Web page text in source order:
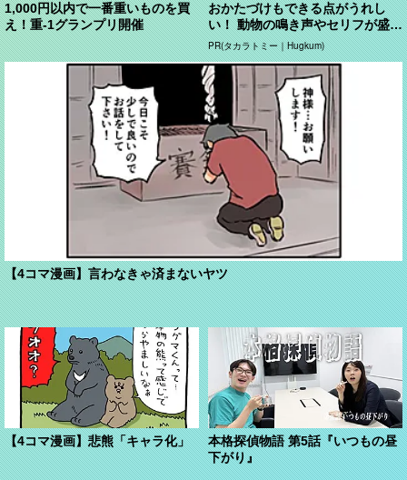
1,000円以内で一番重いものを買
え！重-1グランプリ開催
おかたづけもできる点がうれし
い！ 動物の鳴き声やセリフが盛り
だくさんの「アニア ...
PR(タカラトミー｜Hugkum)
【4コマ漫画】言わなきゃ済まないヤツ
【4コマ漫画】悲熊「キャラ化」
本格探偵物語 第5話『いつもの昼
下がり』